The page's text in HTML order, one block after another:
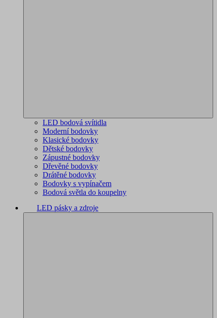
LED bodová svítidla
Moderní bodovky
Klasické bodovky
Dětské bodovky
Zápustné bodovky
Dřevěné bodovky
Drátěné bodovky
Bodovky s vypínačem
Bodová světla do koupelny
LED pásky a zdroje